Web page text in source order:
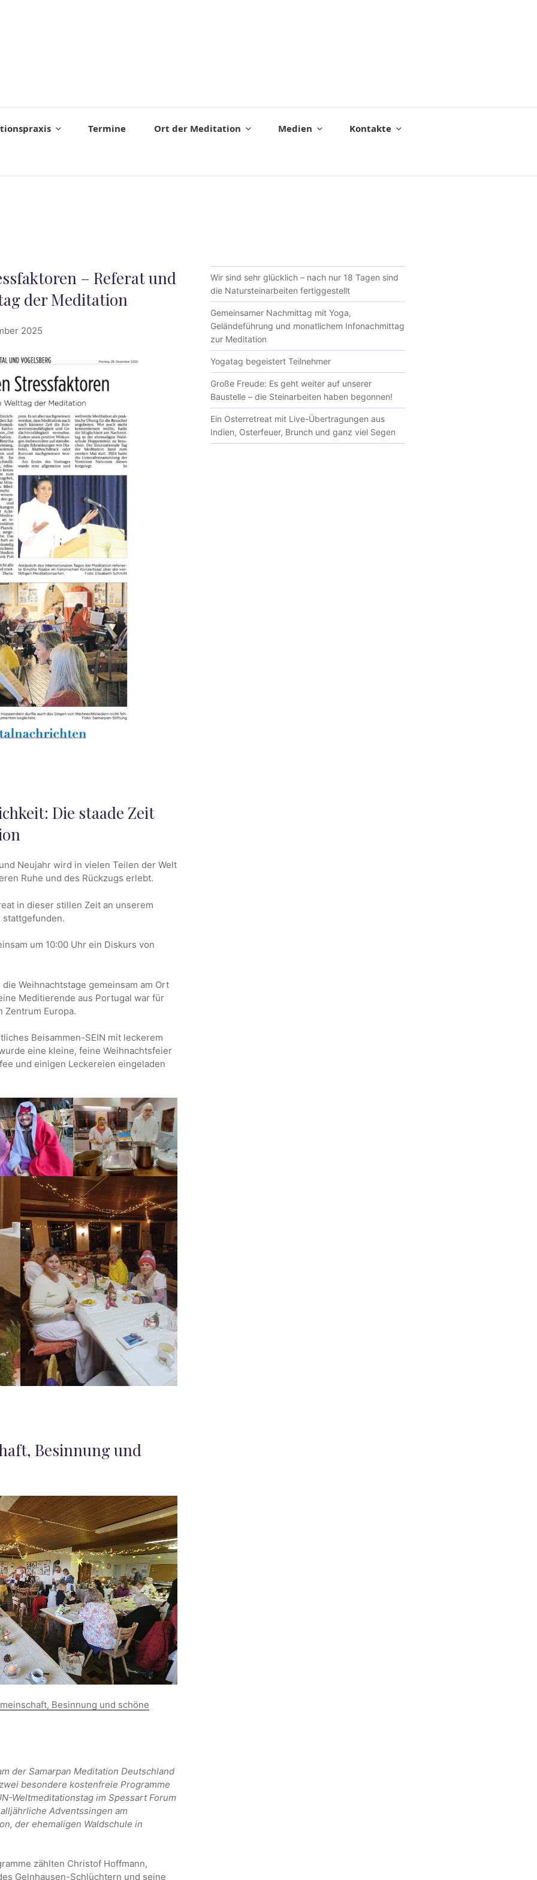
Termine Ort der Meditation Medien Kontakte
– Referat und
der Meditation
2025
Die staade Zeit
Neujahr wird in vielen Teilen der Welt
Ruhe und des Rückzugs erlebt.
in dieser stillen Zeit an unserem
um 10:00 Uhr ein Diskurs von
Weihnachtstage gemeinsam am Ort
Meditierende aus Portugal war für
Zentrum Europa.
Beisammen-SEIN mit leckerem
eine kleine, feine Weihnachtsfeier
und einigen Leckereien eingeladen
Besinnung und
Besinnung und schöne
der Samarpan Meditation Deutschland
besondere kostenfreie Programme
Weltmeditationstag im Spessart Forum
Adventssingen am
der ehemaligen Waldschule in
zählten Christof Hoffmann,
Gelnhausen-Schlüchtern und seine
Wir sind sehr glücklich – nach nur 18 Tagen sind
die Natursteinarbeiten fertiggestellt
Gemeinsamer Nachmittag mit Yoga,
Geländeführung und monatlichem Infonachmittag
zur Meditation
Yogatag begeistert Teilnehmer
Große Freude: Es geht weiter auf unserer
Baustelle – die Steinarbeiten haben begonnen!
Ein Osterretreat mit Live-Übertragungen aus
Indien, Osterfeuer, Brunch und ganz viel Segen